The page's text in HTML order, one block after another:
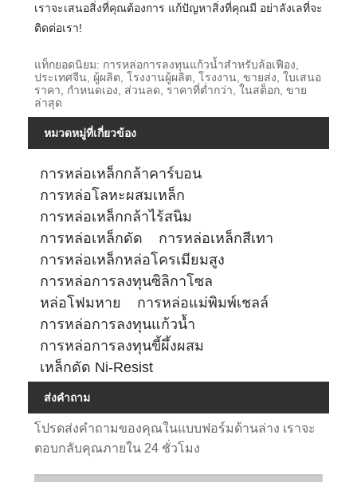
เราจะเสนอสิ่งที่คุณต้องการ แก้ปัญหาสิ่งที่คุณมี อย่าลังเลที่จะ
ติดต่อเรา!
แท็กยอดนิยม: การหล่อการลงทุนแก้วน้ำสำหรับล้อเฟือง,
ประเทศจีน, ผู้ผลิต, โรงงานผู้ผลิต, โรงงาน, ขายส่ง, ใบเสนอ
ราคา, กำหนดเอง, ส่วนลด, ราคาที่ต่ำกว่า, ในสต็อก, ขาย
ล่าสุด
หมวดหมู่ที่เกี่ยวข้อง
การหล่อเหล็กกล้าคาร์บอน
การหล่อโลหะผสมเหล็ก
การหล่อเหล็กกล้าไร้สนิม
การหล่อเหล็กดัด
การหล่อเหล็กสีเทา
การหล่อเหล็กหล่อโครเมียมสูง
การหล่อการลงทุนซิลิกาโซล
หล่อโฟมหาย
การหล่อแม่พิมพ์เชลล์
การหล่อการลงทุนแก้วน้ำ
การหล่อการลงทุนขี้ผึ้งผสม
เหล็กดัด Ni-Resist
ส่งคำถาม
โปรดส่งคำถามของคุณในแบบฟอร์มด้านล่าง เราจะ
ตอบกลับคุณภายใน 24 ชั่วโมง